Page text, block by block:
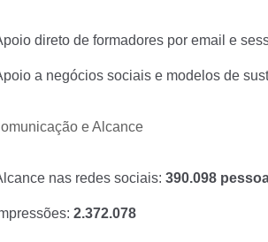
direto de formadores por email e
a negócios sociais e modelos de
e Alcance
nas redes sociais: 390.098
2.372.078